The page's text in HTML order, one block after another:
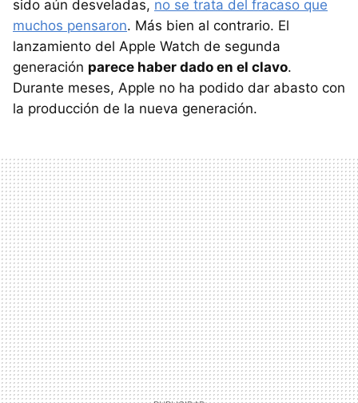
sido aún desveladas, no se trata del fracaso que
muchos pensaron. Más bien al contrario. El
lanzamiento del Apple Watch de segunda
generación parece haber dado en el clavo.
Durante meses, Apple no ha podido dar abasto con
la producción de la nueva generación.